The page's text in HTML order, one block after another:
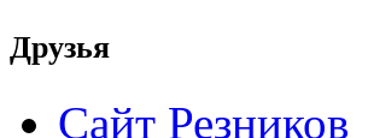
Друзья
Сайт Резников